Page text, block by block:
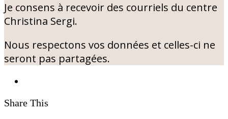
Je consens à recevoir des courriels du centre
Christina Sergi.
Nous respectons vos données et celles-ci ne
seront pas partagées.
Share This